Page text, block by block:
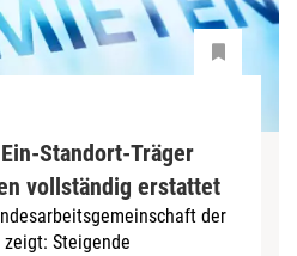
Standort-Träger
vollständig erstattet
der
Steigende